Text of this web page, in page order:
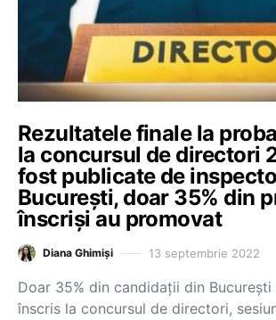
Rezultatele finale la
la concursul de directori
fost publicate de
București, doar 35% din
înscriși au promovat
Diana Ghimiși 13 septembrie 2022
Doar 35% din candidații din București
înscris la concursul de directori,